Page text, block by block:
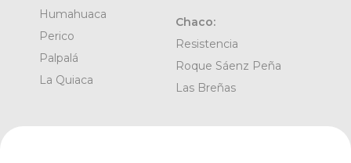
Humahuaca
Perico
Palpalá
La Quiaca
Chaco:
Resistencia
Roque Sáenz Peña
Las Breñas